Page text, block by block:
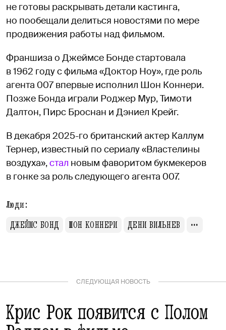
не готовы раскрывать детали кастинга,
но пообещали делиться новостями по мере
продвижения работы над фильмом.
Франшиза о Джеймсе Бонде стартовала
в 1962 году с фильма «Доктор Ноу», где роль
агента 007 впервые исполнил Шон Коннери.
Позже Бонда играли Роджер Мур, Тимоти
Далтон, Пирс Броснан и Дэниел Крейг.
В декабря 2025-го британский актер Каллум
Тернер, известный по сериалу «Властелины
воздуха»,стал новым фаворитом букмекеров
в гонке за роль следующего агента 007.
Люди:
ДЖЕЙМС БОНД
ШОН КОННЕРИ ДЕНИ ВИЛЬНЕВ
СЛЕДУЮЩАЯ НОВОСТЬ
Крис Рок появится с Полом